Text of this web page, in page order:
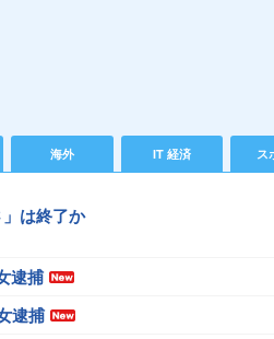
海外 IT 経済 ス
は終了か
逮捕
逮捕